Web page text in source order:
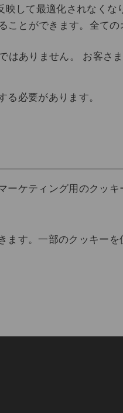
して最適化されなくな
ことができます。全ての
はありません。 お客さ
必要があります。
ーケティング用のクッキ
ます。一部のクッキーを